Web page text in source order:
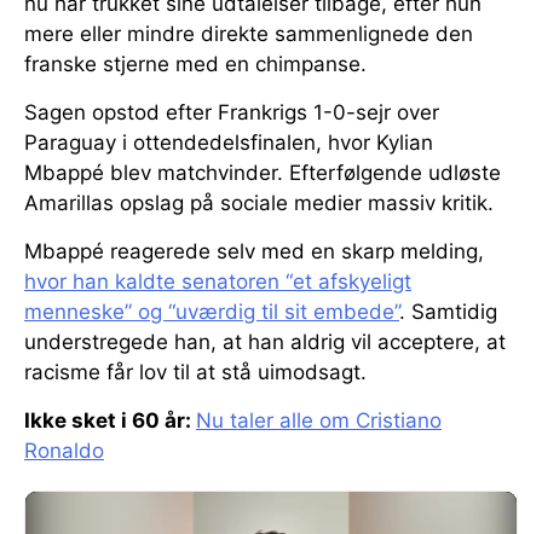
mere eller mindre direkte sammenlignede den
franske stjerne med en chimpanse.
Sagen opstod efter Frankrigs 1-0-sejr over
Paraguay i ottendedelsfinalen, hvor Kylian
Mbappé blev matchvinder. Efterfølgende udløste
Amarillas opslag på sociale medier massiv kritik.
Mbappé reagerede selv med en skarp melding,
hvor han kaldte senatoren “et afskyeligt
menneske” og “uværdig til sit embede”. Samtidig
understregede han, at han aldrig vil acceptere, at
racisme får lov til at stå uimodsagt.
Ikke sket i 60 år: Nu taler alle om Cristiano
Ronaldo